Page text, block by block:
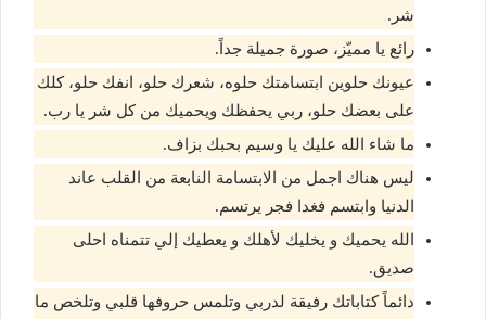
شر.
رائع يا مميّز، صورة جميلة جداً.
عيونك حلوين ابتسامتك حلوه، شعرك حلو، انفك حلو، كلك
على بعضك حلو، ربي يحفظك ويحميك من كل شر يا رب.
ما شاء الله عليك يا وسيم بحبك بزاف.
ليس هناك اجمل من الابتسامة النابعة من القلب عاند
الدنيا وابتسم فغدا فجر يرتسم.
الله يحميك و يخليك لأهلك و يعطيك إلي تتمناه احلى
صديق.
دائماً كتاباتك رفيقة لدربي وتلمس حروفها قلبي وتلخص ما